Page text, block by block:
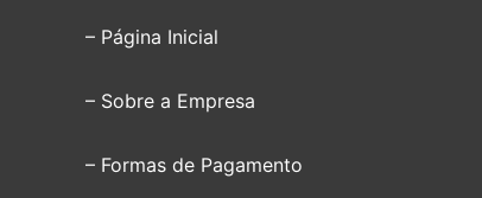
– Página Inicial
– Sobre a Empresa
– Formas de Pagamento